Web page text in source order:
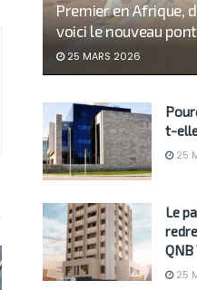
Premier en Afrique,
voici le nouveau
25 MARS 2026
t-elle
25
Le
QNB
25